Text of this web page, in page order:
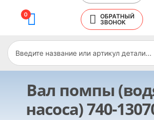
0
ОБРАТНЫЙ
ЗВОНОК
Вал помпы
насоса) 740-